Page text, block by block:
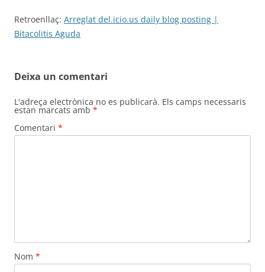
Retroenllaç: Arreglat del.icio.us daily blog posting |
Bitacolitis Aguda
Deixa un comentari
L'adreça electrònica no es publicarà. Els camps necessaris
estan marcats amb *
Comentari *
Nom *